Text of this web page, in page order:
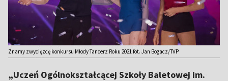
Znamy zwycięzcę konkursu Młody Tancerz Roku 2021 fot. Jan Bogacz/TVP
„Uczeń Ogólnokształcącej Szkoły Baletowej im.